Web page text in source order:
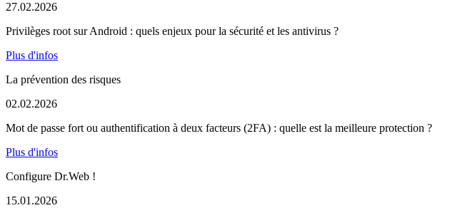
27.02.2026
Privilèges root sur Android : quels enjeux pour la sécurité et les antivirus ?
Plus d'infos
La prévention des risques
02.02.2026
Mot de passe fort ou authentification à deux facteurs (2FA) : quelle est la meilleure protection ?
Plus d'infos
Configure Dr.Web !
15.01.2026